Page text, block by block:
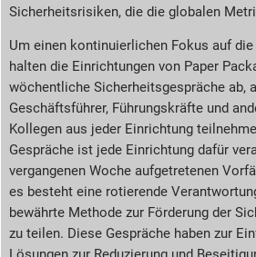
Sicherheitsrisiken, die die globalen
Um einen kontinuierlichen Fokus auf
halten die Einrichtungen von Paper
wöchentliche Sicherheitsgespräche ab,
Geschäftsführer, Führungskräfte und
Kollegen aus jeder Einrichtung
Gespräche ist jede Einrichtung dafür
vergangenen Woche aufgetretenen
es besteht eine rotierende
bewährte Methode zur Förderung der
zu teilen. Diese Gespräche haben zur